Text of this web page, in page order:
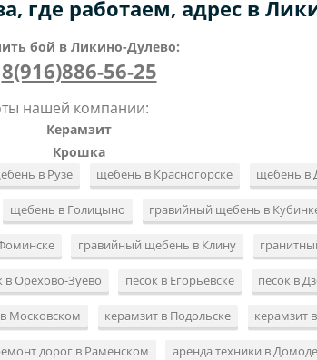
где работаем, адрес в
бой в Ликино-Дулево:
8(916)886-56-25
нашей компании:
Керамзит
Крошка
в Рузе щебень в Красногорске щебень в
щебень в Голицыно гравийный щебень в
гравийный щебень в Клину
Орехово-Зуево песок в Егорьевске песок в
Московском керамзит в Подольске керамзит
дорог в Раменском аренда техники в